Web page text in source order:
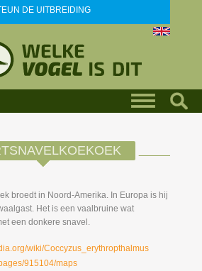
DE UITBREIDING
broedt in Noord-Amerika. In Europa is hij
Het is een vaalbruine wat
een donkere snavel.
wiki/Coccyzus_erythropthalmus
915104/maps